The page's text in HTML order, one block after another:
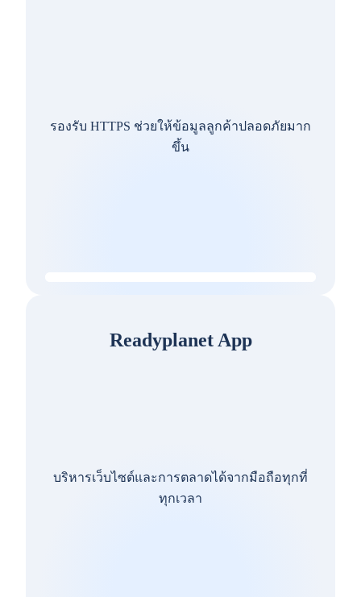
รองรับ HTTPS ช่วยให้ข้อมูลลูกค้าปลอดภัยมาก
ขึ้น
Readyplanet App
บริหารเว็บไซต์และการตลาดได้จากมือถือทุกที่
ทุกเวลา